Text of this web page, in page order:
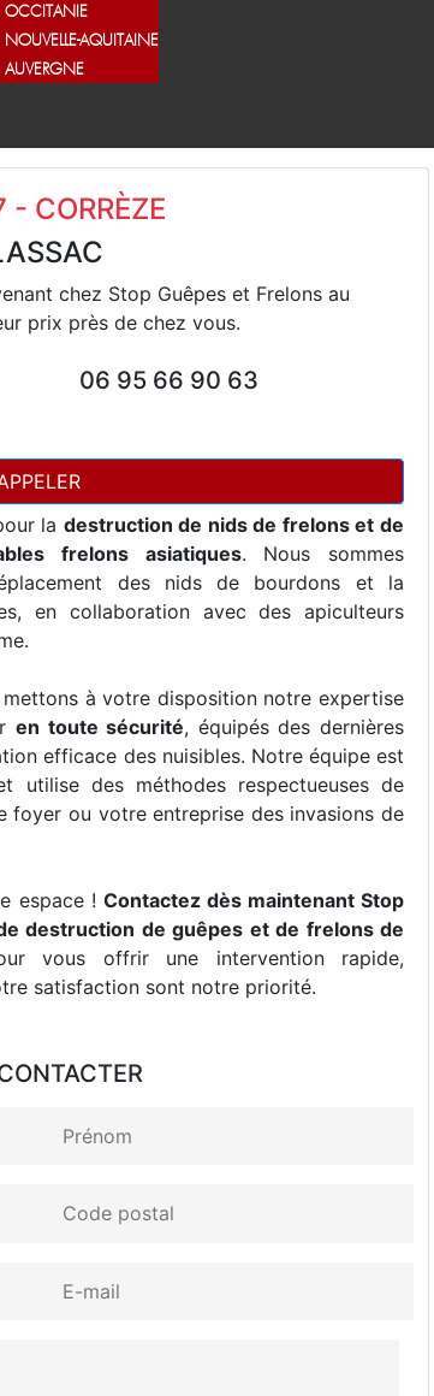
OCCITANIE
NOUVELLE-AQUITAINE
AUVERGNE
- CORRÈZE
chez Stop Guêpes et Frelons au
prix près de chez vous.
06 95 66 90 63
la destruction de nids de frelons et de
frelons asiatiques. Nous sommes
des nids de bourdons et la
en collaboration avec des apiculteurs
à votre disposition notre expertise
en toute sécurité, équipés des dernières
efficace des nuisibles. Notre équipe est
utilise des méthodes respectueuses de
foyer ou votre entreprise des invasions de
espace ! Contactez dès maintenant Stop
destruction de guêpes et de frelons de
vous offrir une intervention rapide,
satisfaction sont notre priorité.